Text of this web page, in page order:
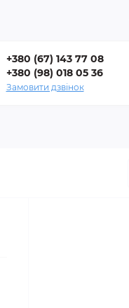
+380 (67) 143 77 08
+380 (98) 018 05 36
Замовити дзвінок